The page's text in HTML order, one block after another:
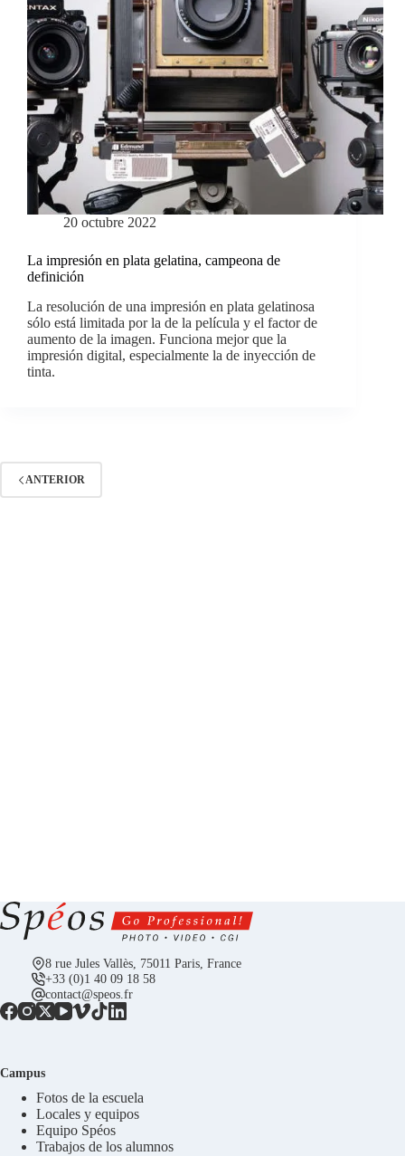
20 octubre 2022
La impresión en plata gelatina, campeona de
definición
La resolución de una impresión en plata gelatinosa
sólo está limitada por la de la película y el factor de
aumento de la imagen. Funciona mejor que la
impresión digital, especialmente la de inyección de
tinta.
ANTERIOR
8 rue Jules Vallès, 75011 Paris, France
+33 (0)1 40 09 18 58
contact@speos.fr
Campus
Fotos de la escuela
Locales y equipos
Equipo Spéos
Trabajos de los alumnos